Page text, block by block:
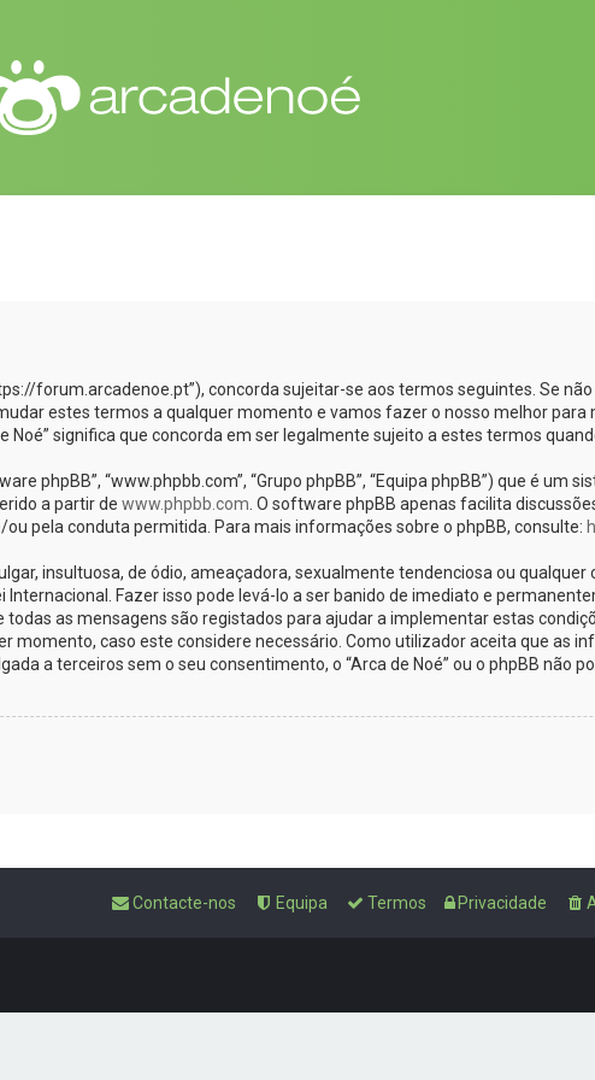
forum.arcadenoe.pt”), concorda sujeitar-se aos termos seguintes. Se
estes termos a qualquer momento e vamos fazer o nosso melhor
significa que concorda em ser legalmente sujeito a estes termos
phpBB”, “www.phpbb.com”, “Grupo phpBB”, “Equipa phpBB”) que é um
a partir de www.phpbb.com . O software phpBB apenas facilita
pela conduta permitida. Para mais informações sobre o phpBB, consulte:
insultuosa, de ódio, ameaçadora, sexualmente tendenciosa ou
Internacional. Fazer isso pode levá-lo a ser banido de imediato e
as mensagens são registados para ajudar a implementar estas
momento, caso este considere necessário. Como utilizador aceita que as
a terceiros sem o seu consentimento, o “Arca de Noé” ou o phpBB não
Privacidade
Termos
Equipa
Contacte-nos